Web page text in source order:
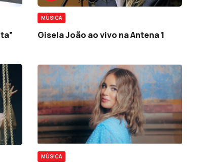
MÚSICA
Gisela João ao vivo na Antena 1
MÚSICA